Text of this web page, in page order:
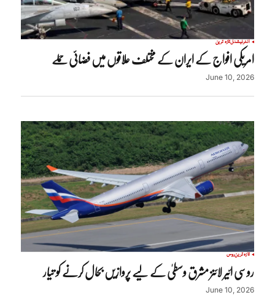
انٹرنیشنلتازہ ترین
امریکی افواج کے ایران کے مختلف علاقوں میں فضائی حملے
June 10, 2026
تازہ ترینروس
روسی ائیر لائنز مشرق وسطیٰ کے لیے پروازیں بحال کرنے کو تیار
June 10, 2026